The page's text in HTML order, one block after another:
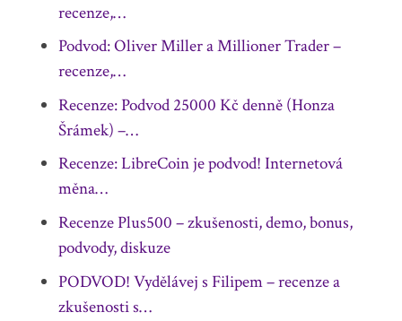
recenze,…
Podvod: Oliver Miller a Millioner Trader –
recenze,…
Recenze: Podvod 25000 Kč denně (Honza
Šrámek) –…
Recenze: LibreCoin je podvod! Internetová
měna…
Recenze Plus500 – zkušenosti, demo, bonus,
podvody, diskuze
PODVOD! Vydělávej s Filipem – recenze a
zkušenosti s…